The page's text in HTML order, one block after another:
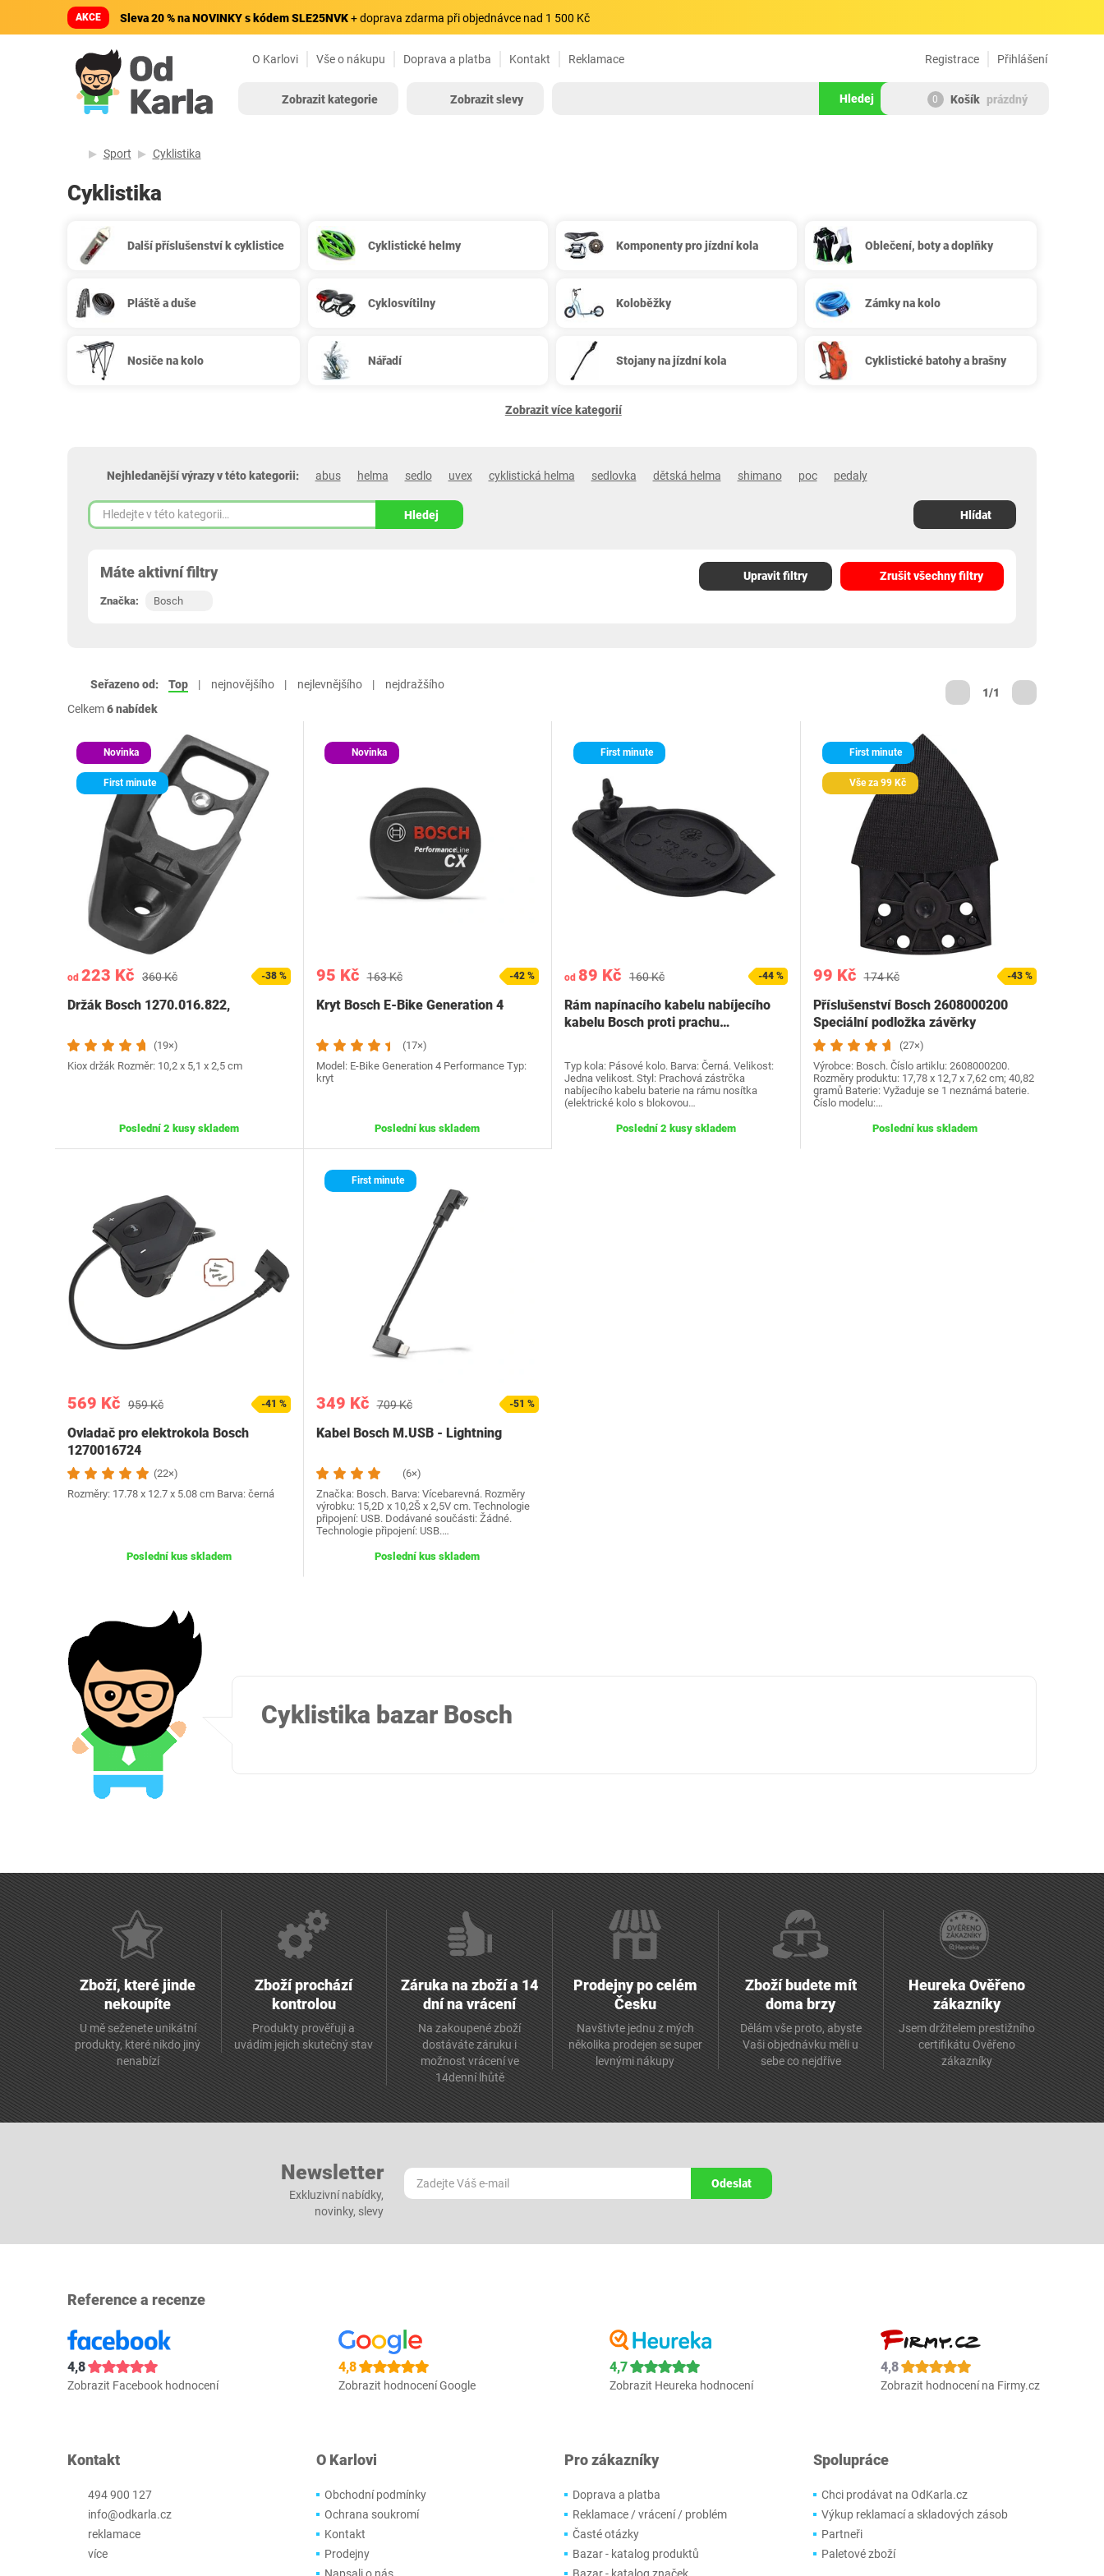
AKCE Sleva 20 % na NOVINKY s kódem SLE25NVK+ doprava zdarma při objednávce nad 1 500 Kč
O Karlovi Vše o nákupu Doprava a platba Kontakt Reklamace Přihlášení
Registrace
Zobrazit kategorie Zobrazit slevy Hledej 0 Košík prázdný
Sport Cyklistika
Cyklistika
Další příslušenství k cyklistice Cyklistické helmy Komponenty pro jízdní kola Oblečení, boty a doplňky
Pláště a duše Cyklosvítilny Koloběžky Zámky na kolo
Nosiče na kolo Nářadí Stojany na jízdní kola Cyklistické batohy a brašny
Zobrazit více kategorií
Nejhledanější výrazy v této kategorii: abus helma sedlo uvex cyklistická helma sedlovka dětská helma shimano poc pedaly
Hledej Hlídat
Máte aktivní filtry Zrušit všechny filtry
Upravit filtry
Značka: Bosch
Seřazeno od: Top nejnovějšího nejlevnějšího
nejdražšího
Celkem6 nabídek
1/1
Novinka
First minute
od 223 Kč 360 Kč -38 %
Držák Bosch 1270.016.822,
(19×)
Kiox držák Rozměr: 10,2 x 5,1 x 2,5 cm
Poslední 2 kusy skladem
Novinka
95 Kč 163 Kč -42 %
Kryt Bosch E-Bike Generation 4
(17×)
Model: E-Bike Generation 4 Performance Typ:
kryt
Poslední kus skladem
First minute
od 89 Kč 160 Kč -44 %
Rám napínacího kabelu nabíjecího
kabelu Bosch proti prachu…
Typ kola: Pásové kolo. Barva: Černá. Velikost:
Jedna velikost. Styl: Prachová zástrčka
nabíjecího kabelu baterie na rámu nosítka
(elektrické kolo s blokovou…
Poslední 2 kusy skladem
First minute
Vše za 99 Kč
99 Kč 174 Kč -43 %
Příslušenství Bosch 2608000200
Speciální podložka závěrky
(27×)
Výrobce: Bosch. Číslo artiklu: 2608000200.
Rozměry produktu: 17,78 x 12,7 x 7,62 cm; 40,82
gramů Baterie: Vyžaduje se 1 neznámá baterie.
Číslo modelu:…
Poslední kus skladem
569 Kč 959 Kč -41 %
Ovladač pro elektrokola Bosch
1270016724
(22×)
Rozměry: ‎17.78 x 12.7 x 5.08 cm Barva: černá
Poslední kus skladem
First minute
349 Kč 709 Kč -51 %
Kabel Bosch M.USB - Lightning
(6×)
Značka: Bosch. Barva: Vícebarevná. Rozměry
výrobku: 15,2D x 10,2Š x 2,5V cm. Technologie
připojení: USB. Dodávané součásti: Žádné.
Technologie připojení: USB.…
Poslední kus skladem
Cyklistika bazar Bosch
Zboží, které jinde
nekoupíte
U mě seženete unikátní
produkty, které nikdo jiný
nenabízí
Zboží prochází
kontrolou
Produkty prověřuji a
uvádím jejich skutečný stav
Záruka na zboží a 14
dní na vrácení
Na zakoupené zboží
dostáváte záruku i
možnost vrácení ve
14denní lhůtě
Prodejny po celém
Česku
Navštivte jednu z mých
několika prodejen se super
levnými nákupy
Zboží budete mít
doma brzy
Dělám vše proto, abyste
Vaši objednávku měli u
sebe co nejdříve
Heureka Ověřeno
zákazníky
Jsem držitelem prestižního
certifikátu Ověřeno
zákazníky
Newsletter
Exkluzivní nabídky,
novinky, slevy
Odeslat
Reference a recenze
4,8
Zobrazit Facebook hodnocení
4,8
Zobrazit hodnocení Google
4,7
Zobrazit Heureka hodnocení
4,8
Zobrazit hodnocení na Firmy.cz
Kontakt
494 900 127
info@odkarla.cz
reklamace
více
O Karlovi
Obchodní podmínky
Ochrana soukromí
Kontakt
Prodejny
Pro zákazníky
Doprava a platba
Reklamace / vrácení / problém
Časté otázky
Bazar - katalog produktů
Spolupráce
Chci prodávat na OdKarla.cz
Výkup reklamací a skladových zásob
Partneři
Paletové zboží